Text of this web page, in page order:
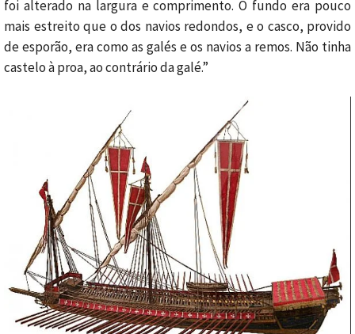
foi alterado na largura e comprimento. O fundo era pouco
mais estreito que o dos navios redondos, e o casco, provido
de esporão, era como as galés e os navios a remos. Não tinha
castelo à proa, ao contrário da galé.”